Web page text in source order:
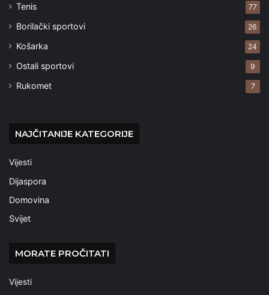
Tenis 77
Borilački sportovi 26
Košarka 24
Ostali sportovi 9
Rukomet 7
NAJČITANIJE KATEGORIJE
Vijesti
Dijaspora
Domovina
Svijet
MORATE PROČITATI
Vijesti